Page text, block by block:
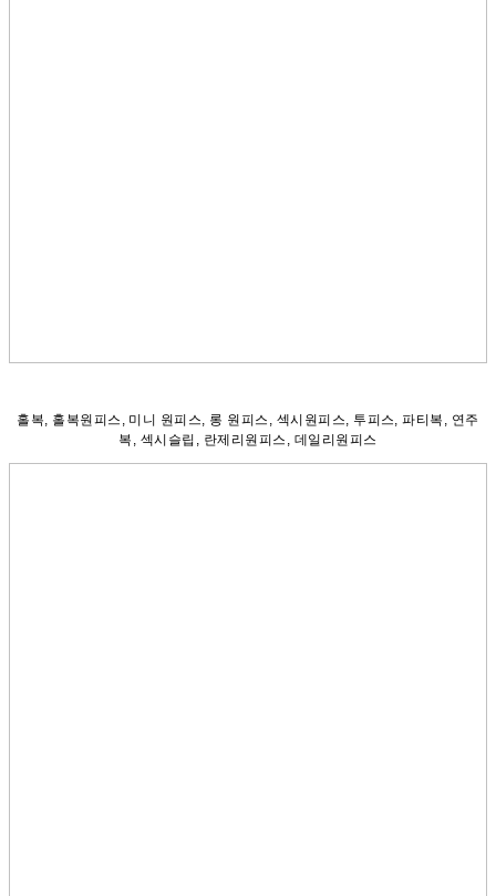
홀복, 홀복원피스, 미니 원피스, 롱 원피스, 섹시원피스, 투피스, 파티복, 연주
복, 섹시슬립, 란제리원피스, 데일리원피스